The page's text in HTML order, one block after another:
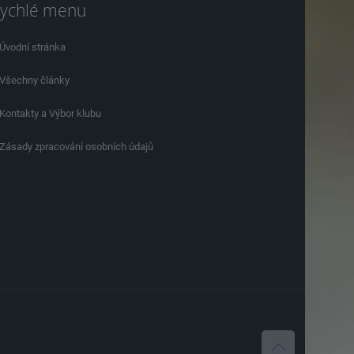
menu
stránka
články
a Výbor klubu
zpracování osobních údajů